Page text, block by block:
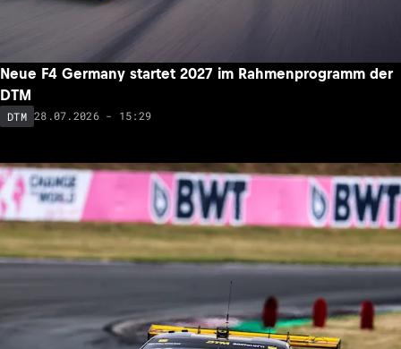
Neue F4 Germany startet 2027 im Rahmenprogramm der
DTM
DTM 28.07.2026 - 15:29